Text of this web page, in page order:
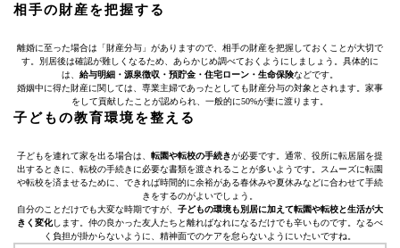
相手の財産を把握する
離婚に至った場合は「財産分与」がありますので、相手の財産を把握しておくことが大切で
す。別居後は確認が難しくなるため、あらかじめ調べておくようにしましょう。具体的に
は、 給与明細・源泉徴収・預貯金・住宅ローン・生命保険などです。
婚姻中に得た財産に関しては、専業主婦であったとしても財産分与の対象とされます。家事
をして貢献したことが認められ、一般的に50%が妻に渡ります。
子どもの教育環境を整える
子どもを連れて家を出る場合は、 転園や転校の手続きが必要です。通常、役所に転居届を提
出するときに、転校の手続きに必要な書類を渡されることが多いようです。スムーズに転園
や転校を済ませるために、できれば時間的に余裕がある春休みや夏休みなどに合わせて手続
きをするのがよいでしょう。
自分のことだけでも大変な時期ですが、 子どもの環境も別居に加えて転園や転校と生活が大
きく変化します。仲の良かった友人たちと離ればなれになるだけでも辛いものです。なるべ
く負担が掛からないように、精神面でのケアを怠らないようにいたいですね。